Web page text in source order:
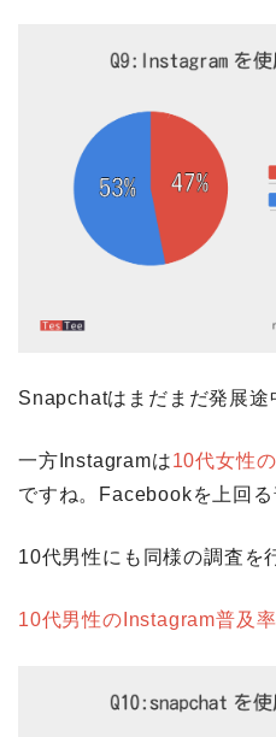
Snapchatはまだまだ発展途
一方Instagramは10代女性
ですね。Facebookを上回る
10代男性にも同様の調査を
10代男性のInstagram普及